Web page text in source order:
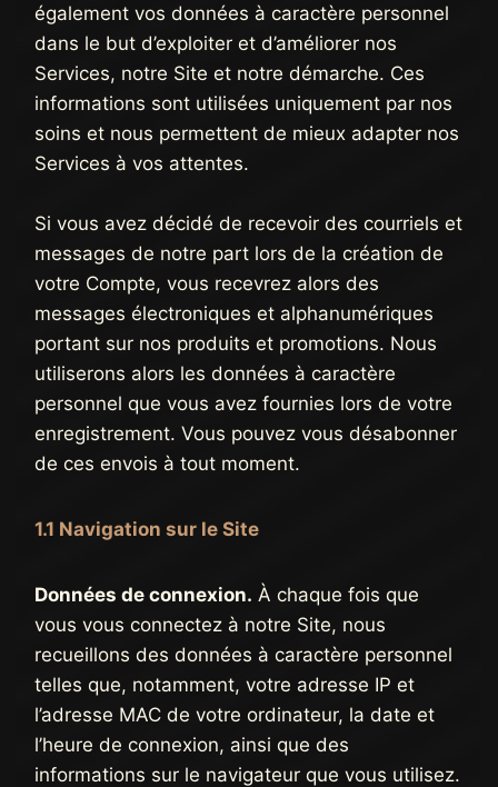
également vos données à caractère personnel
dans le but d’exploiter et d’améliorer nos
Services, notre Site et notre démarche. Ces
informations sont utilisées uniquement par nos
soins et nous permettent de mieux adapter nos
Services à vos attentes.
Si vous avez décidé de recevoir des courriels et
messages de notre part lors de la création de
votre Compte, vous recevrez alors des
messages électroniques et alphanumériques
portant sur nos produits et promotions. Nous
utiliserons alors les données à caractère
personnel que vous avez fournies lors de votre
enregistrement. Vous pouvez vous désabonner
de ces envois à tout moment.
1.1 Navigation sur le Site
Données de connexion. À chaque fois que
vous vous connectez à notre Site, nous
recueillons des données à caractère personnel
telles que, notamment, votre adresse IP et
l’adresse MAC de votre ordinateur, la date et
l’heure de connexion, ainsi que des
informations sur le navigateur que vous utilisez.